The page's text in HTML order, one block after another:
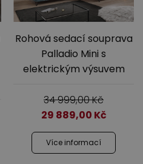
Rohová sedací souprava
Palladio Mini s
elektrickým výsuvem
34 999,00Kč
29 889,00 Kč
Více informací